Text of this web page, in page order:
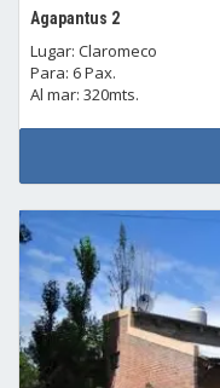
Agapantus 2
Lugar: Claromeco
Para: 6 Pax.
Al mar: 320mts.